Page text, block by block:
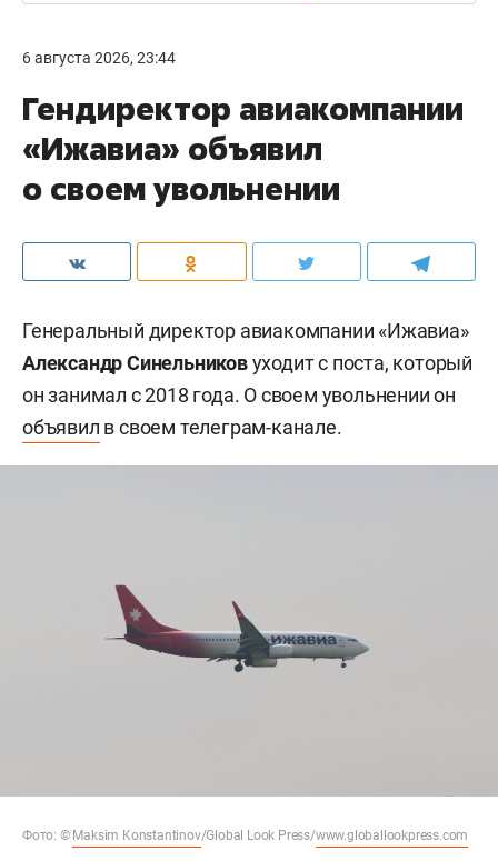
6 августа 2026, 23:44
Гендиректор авиакомпании
«Ижавиа» объявил
о своем увольнении
Генеральный директор авиакомпании «Ижавиа»
Александр Синельниковуходит с поста, который
он занимал с 2018 года. О своем увольнении он
объявил в своем телеграм-канале.
Фото: © Maksim Konstantinov/Global Look Press/www.globallookpress.com